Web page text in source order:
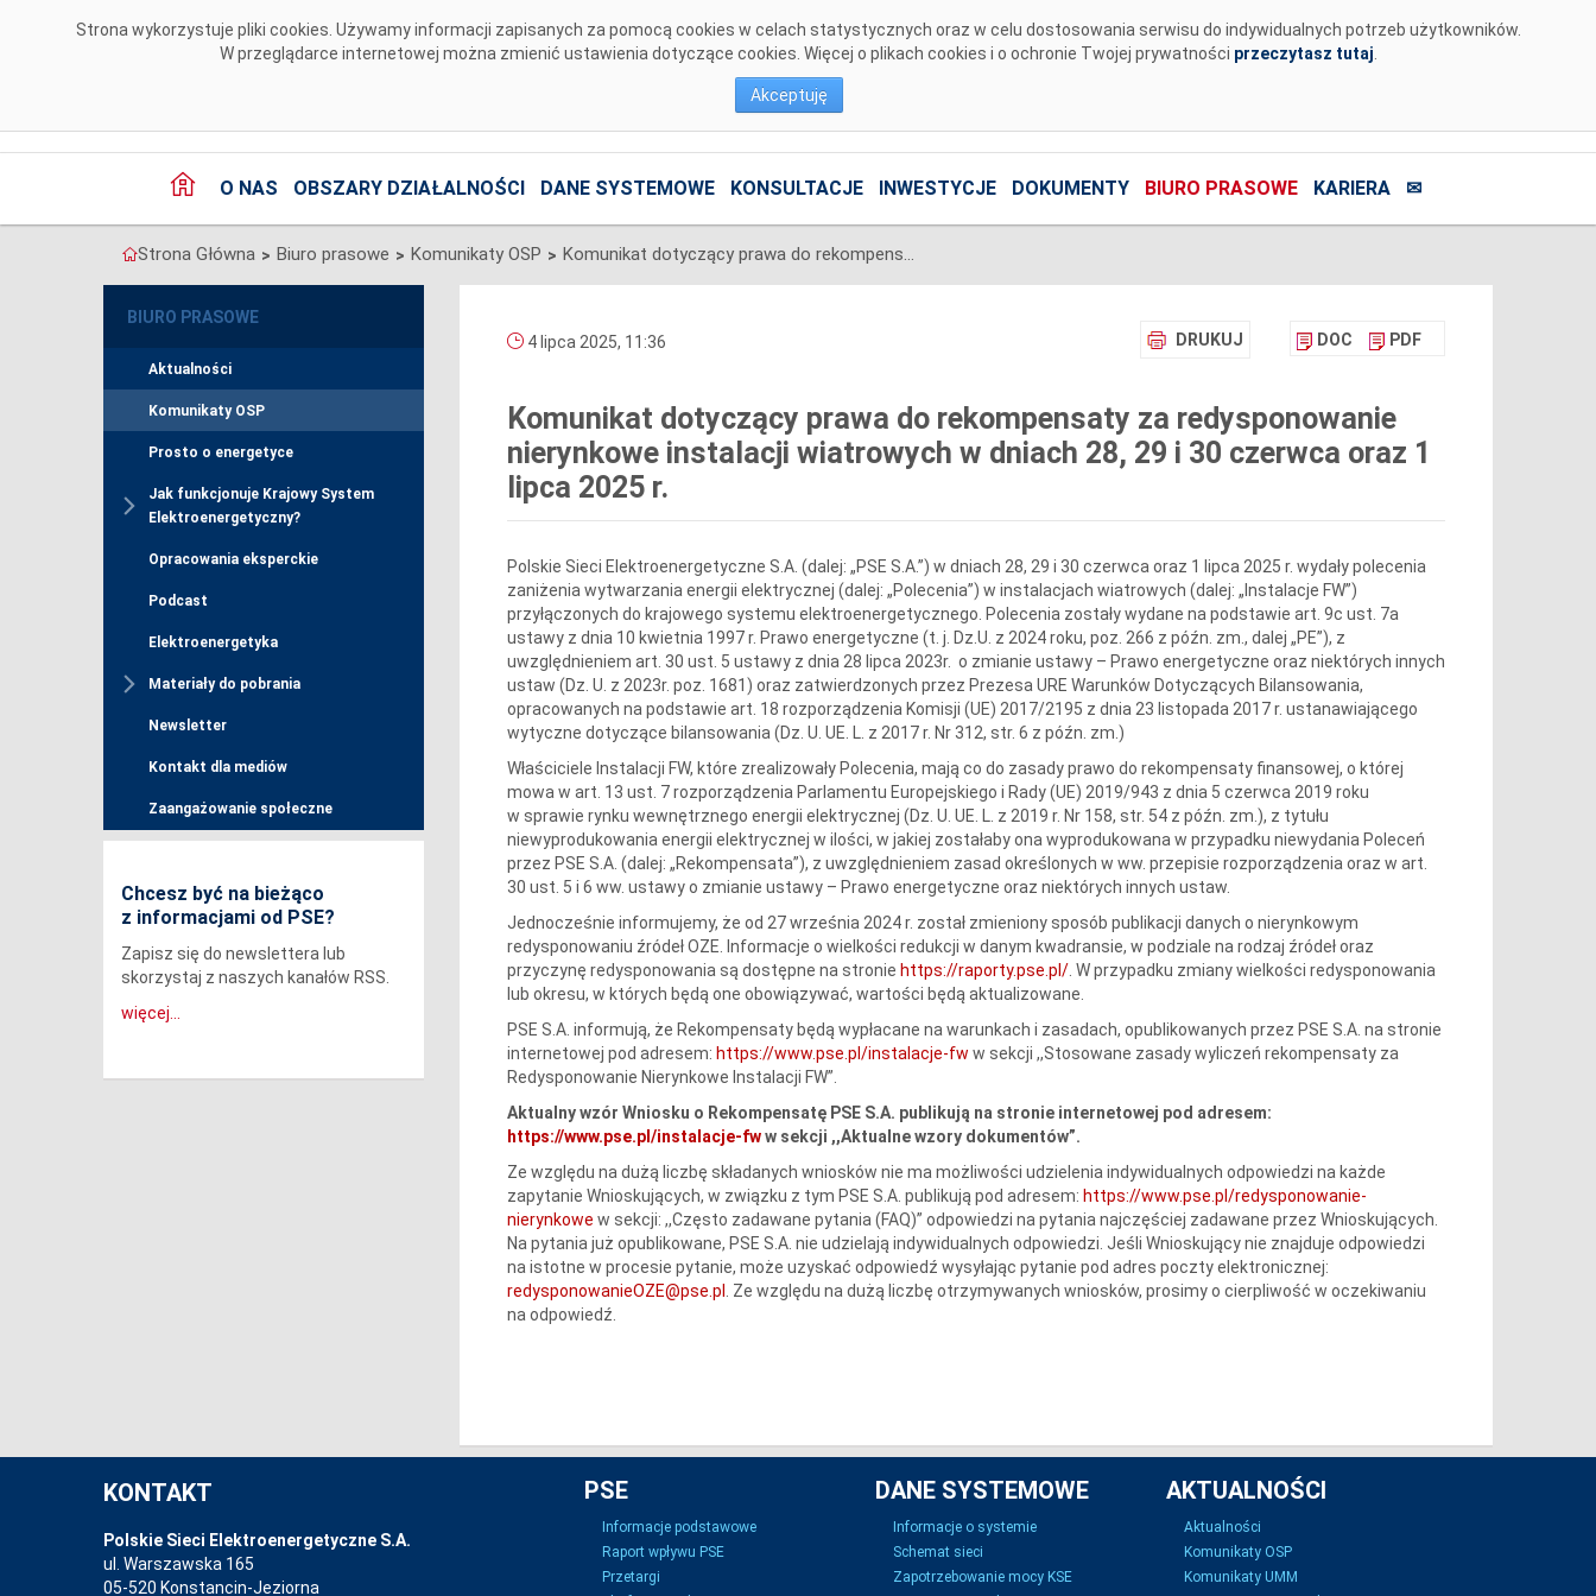
Strona wykorzystuje pliki cookies. Używamy informacji zapisanych za pomocą cookies w celach statystycznych oraz w celu dostosowania serwisu do indywidualnych potrzeb użytkowników.
W przeglądarce internetowej można zmienić ustawienia dotyczące cookies. Więcej o plikach cookies i o ochronie Twojej prywatności przeczytasz tutaj
Akceptuję
O NAS OBSZARY DZIAŁALNOŚCI DANE SYSTEMOWE KONSULTACJE INWESTYCJE DOKUMENTY BIURO PRASOWE KARIERA ✉
Strona Główna > Biuro prasowe > Komunikaty OSP > Komunikat dotyczący prawa do rekompensaty za redysponowanie nierynkowe instalacji wiatrowych w dniach 28, 29 i 30 czerwca oraz 1 lipca 2025 r.
BIURO PRASOWE
Aktualności
Komunikaty OSP
Prosto o energetyce
Jak funkcjonuje Krajowy System
Elektroenergetyczny?
Opracowania eksperckie
Podcast
Elektroenergetyka
Materiały do pobrania
Newsletter
Kontakt dla mediów
Zaangażowanie społeczne
Chcesz być na bieżąco
z informacjami od PSE?
Zapisz się do newslettera lub
skorzystaj z naszych kanałów RSS.
więcej...
DRUKUJ DOC PDF
4 lipca 2025, 11:36
Komunikat dotyczący prawa do rekompensaty za redysponowanie
nierynkowe instalacji wiatrowych w dniach 28, 29 i 30 czerwca oraz 1
lipca 2025 r.
Polskie Sieci Elektroenergetyczne S.A. (dalej: „PSE S.A.”) w dniach 28, 29 i 30 czerwca oraz 1 lipca 2025 r. wydały polecenia
zaniżenia wytwarzania energii elektrycznej (dalej: „Polecenia”) w instalacjach wiatrowych (dalej: „Instalacje FW”)
przyłączonych do krajowego systemu elektroenergetycznego. Polecenia zostały wydane na podstawie art. 9c ust. 7a
ustawy z dnia 10 kwietnia 1997 r. Prawo energetyczne (t. j. Dz.U. z 2024 roku, poz. 266 z późn. zm., dalej „PE”), z
uwzględnieniem art. 30 ust. 5 ustawy z dnia 28 lipca 2023r. o zmianie ustawy – Prawo energetyczne oraz niektórych innych
ustaw (Dz. U. z 2023r. poz. 1681) oraz zatwierdzonych przez Prezesa URE Warunków Dotyczących Bilansowania,
opracowanych na podstawie art. 18 rozporządzenia Komisji (UE) 2017/2195 z dnia 23 listopada 2017 r. ustanawiającego
wytyczne dotyczące bilansowania (Dz. U. UE. L. z 2017 r. Nr 312, str. 6 z późn. zm.)
Właściciele Instalacji FW, które zrealizowały Polecenia, mają co do zasady prawo do rekompensaty finansowej, o której
mowa w art. 13 ust. 7 rozporządzenia Parlamentu Europejskiego i Rady (UE) 2019/943 z dnia 5 czerwca 2019 roku
w sprawie rynku wewnętrznego energii elektrycznej (Dz. U. UE. L. z 2019 r. Nr 158, str. 54 z późn. zm.), z tytułu
niewyprodukowania energii elektrycznej w ilości, w jakiej zostałaby ona wyprodukowana w przypadku niewydania Poleceń
przez PSE S.A. (dalej: „Rekompensata”), z uwzględnieniem zasad określonych w ww. przepisie rozporządzenia oraz w art.
30 ust. 5 i 6 ww. ustawy o zmianie ustawy – Prawo energetyczne oraz niektórych innych ustaw.
Jednocześnie informujemy, że od 27 września 2024 r. został zmieniony sposób publikacji danych o nierynkowym
redysponowaniu źródeł OZE. Informacje o wielkości redukcji w danym kwadransie, w podziale na rodzaj źródeł oraz
przyczynę redysponowania są dostępne na stronie https://raporty.pse.pl/. W przypadku zmiany wielkości redysponowania
lub okresu, w których będą one obowiązywać, wartości będą aktualizowane.
PSE S.A. informują, że Rekompensaty będą wypłacane na warunkach i zasadach, opublikowanych przez PSE S.A. na stronie
internetowej pod adresem: https://www.pse.pl/instalacje-fw w sekcji ,,Stosowane zasady wyliczeń rekompensaty za
Redysponowanie Nierynkowe Instalacji FW”.
Aktualny wzór Wniosku o Rekompensatę PSE S.A. publikują na stronie internetowej pod adresem:
https://www.pse.pl/instalacje-fww sekcji ,,Aktualne wzory dokumentów”.
Ze względu na dużą liczbę składanych wniosków nie ma możliwości udzielenia indywidualnych odpowiedzi na każde
zapytanie Wnioskujących, w związku z tym PSE S.A. publikują pod adresem: https://www.pse.pl/redysponowanie-
nierynkowe w sekcji: ,,Często zadawane pytania (FAQ)” odpowiedzi na pytania najczęściej zadawane przez Wnioskujących.
Na pytania już opublikowane, PSE S.A. nie udzielają indywidualnych odpowiedzi. Jeśli Wnioskujący nie znajduje odpowiedzi
na istotne w procesie pytanie, może uzyskać odpowiedź wysyłając pytanie pod adres poczty elektronicznej:
redysponowanieOZE@pse.pl
. Ze względu na dużą liczbę otrzymywanych wniosków, prosimy o cierpliwość w oczekiwaniu
na odpowiedź.
KONTAKT
Polskie Sieci Elektroenergetyczne S.A.
ul. Warszawska 165
05-520 Konstancin-Jeziorna
PSE
Informacje podstawowe
Raport wpływu PSE
Przetargi
DANE SYSTEMOWE
Informacje o systemie
Schemat sieci
Zapotrzebowanie mocy KSE
AKTUALNOŚCI
Aktualności
Komunikaty OSP
Komunikaty UMM